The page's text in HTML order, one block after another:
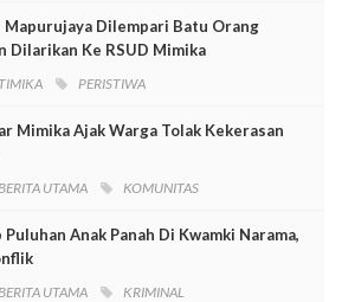
Mapurujaya Dilempari Batu Orang
Dilarikan Ke RSUD Mimika
TIMIKA PERISTIWA
Mimika Ajak Warga Tolak Kekerasan
BERITA UTAMA KOMUNITAS
Anak Panah Di Kwamki Narama,
BERITA UTAMA KRIMINAL